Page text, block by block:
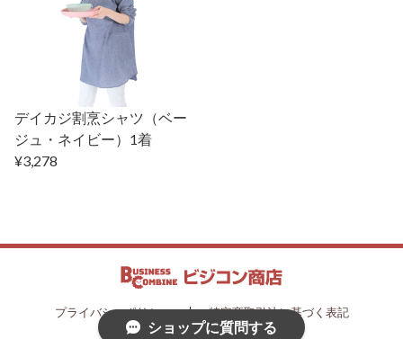
デイカジ割烹シャツ（ベー
ジュ・ネイビー）1着
¥3,278
プライバシーポリシー 特定商取引法に基づく表記
ショップに質問する